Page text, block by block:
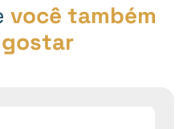
você também